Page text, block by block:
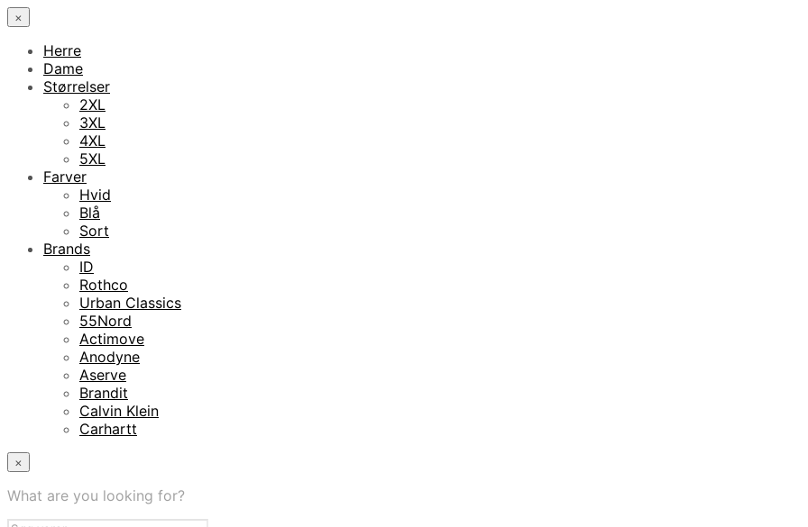
×
Herre
Dame
Størrelser
2XL
3XL
4XL
5XL
Farver
Hvid
Blå
Sort
Brands
ID
Rothco
Urban Classics
55Nord
Actimove
Anodyne
Aserve
Brandit
Calvin Klein
Carhartt
×
What are you looking for?